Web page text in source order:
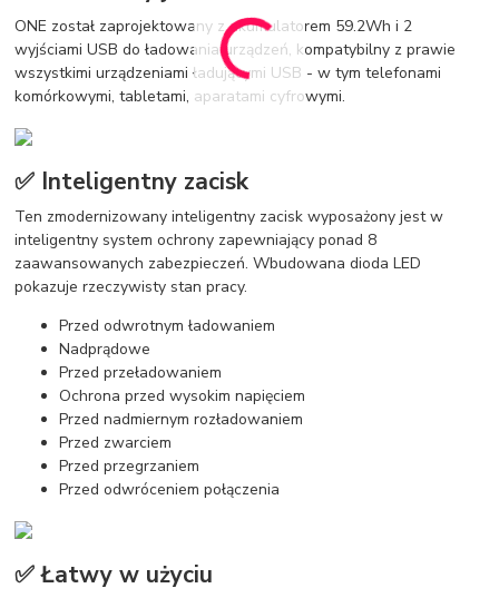
ONE został zaprojektowany z akumulatorem 59.2Wh i 2
wyjściami USB do ładowania urządzeń, kompatybilny z prawie
wszystkimi urządzeniami ładującymi USB - w tym telefonami
komórkowymi, tabletami, aparatami cyfrowymi.
✅ Inteligentny zacisk
Ten zmodernizowany inteligentny zacisk wyposażony jest w
inteligentny system ochrony zapewniający ponad 8
zaawansowanych zabezpieczeń. Wbudowana dioda LED
pokazuje rzeczywisty stan pracy.
Przed odwrotnym ładowaniem
Nadprądowe
Przed przeładowaniem
Ochrona przed wysokim napięciem
Przed nadmiernym rozładowaniem
Przed zwarciem
Przed przegrzaniem
Przed odwróceniem połączenia
✅ Łatwy w użyciu